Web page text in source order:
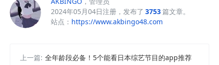
2024年05月04日注册，发布了 3753篇文章。
站点： https://www.akbingo48.com
上一篇: 全年龄段必备！5个能看日本综艺节目的app推荐